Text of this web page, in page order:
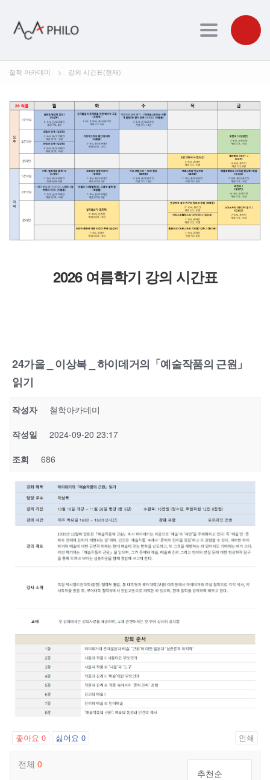
Toggle
철학 아카데미 > 강의 시간표(현재)
2026 여름학기 강의 시간표
24가을 _ 이상복 _ 하이데거의「예술작품의 근원」
읽기
작성자 철학아카데미
작성일 2024-09-20 23:17
조회 686
좋아요 0 싫어요 0 인쇄
전체 0
추천순